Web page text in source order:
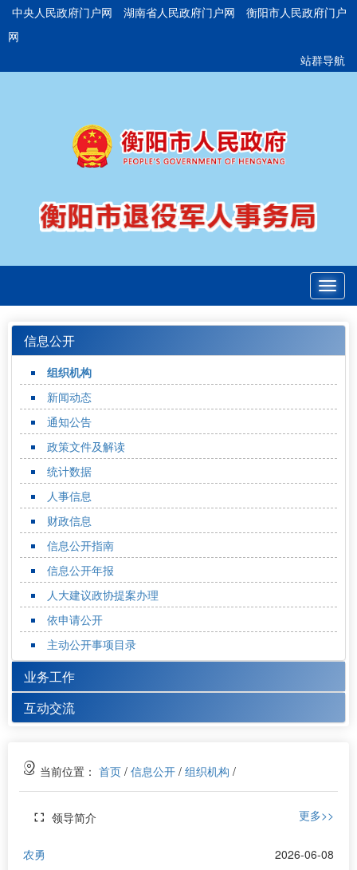
中央人民政府门户网 湖南省人民政府门户网
衡阳市人民政府门户
网
站群导航
信息公开
组织机构
新闻动态
通知公告
政策文件及解读
统计数据
人事信息
财政信息
信息公开指南
信息公开年报
人大建议政协提案办理
依申请公开
主动公开事项目录
业务工作
互动交流
当前位置： 首页 / 信息公开 / 组织机构 /
领导简介 更多>>
农勇 2026-06-08